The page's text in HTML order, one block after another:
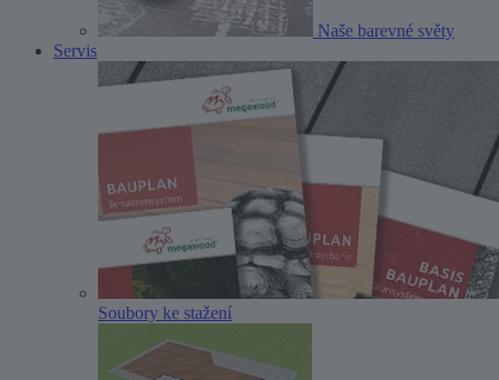
Naše barevné světy
Servis
Soubory ke stažení